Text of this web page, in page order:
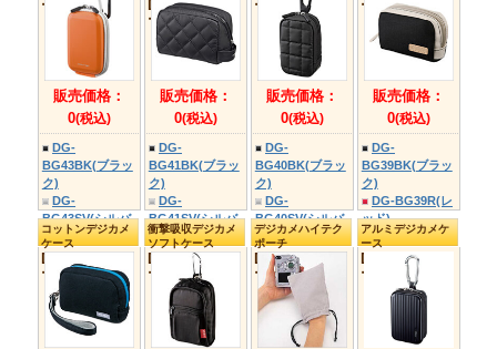
(ブラック&ブラ
ック)
CCS700BY
(ブラック&イエ
ロー)
CCS700GY
(グレー&オレン
ジ)
CCS700RD
ラック)
一眼レフカメラケ
ース
DG-SBG06シ
リーズ
衝撃吸収一眼レフ
カメラケース
(中望遠レンズ対
DG-